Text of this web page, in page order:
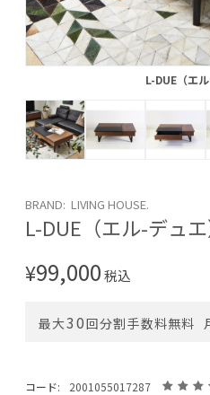
L-DUE（エル
BRAND: LIVING HOUSE.
L-DUE（エル-デュ
¥99,000税込
最大30回分割手数料無料
コード: 2001055017287